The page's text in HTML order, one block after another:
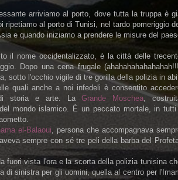
arriviamo al porto, dove tutta la truppa è
al porto di Tunisi, nel tardo pomeriggio
e quando iniziamo a prendere le misure del
il nome occidentalizzato, è la città delle
Dopo una cena frugale
sotto l'occhio vigile di tre gorilla della polizia in
quali anche a noi infedeli è consentito
di storia e arte. LaGrande Moschea,
mondo islamico. È un peccato mortale, in
el-Balaoui, persona che accompagnava
sempre con sé tre peli della barba del
fuori vista l'ora e la scorta della polizia tunisina
di sinistra per gli uomini, quella al centro per